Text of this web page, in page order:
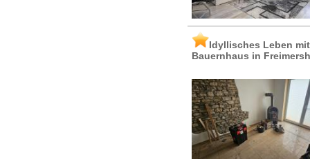
Idyllisches Leben
Bauernhaus in